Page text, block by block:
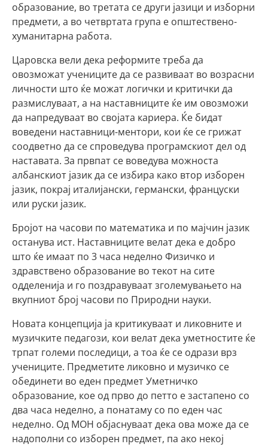
образование, во третата се други јазици и изборни
предмети, а во четвртата група е општествено-
хуманитарна работа.
Царовска вели дека реформите треба да
овозможат учениците да се развиваат во возрасни
личности што ќе можат логички и критички да
размислуваат, а на наставниците ќе им овозможи
да напредуваат во својата кариера. Ќе бидат
воведени наставници-ментори, кои ќе се грижат
соодветно да се спроведува програмскиот дел од
наставата. За првпат се воведува можноста
албанскиот јазик да се избира како втор изборен
јазик, покрај италијански, германски, француски
или руски јазик.
Бројот на часови по математика и по мајчин јазик
останува ист. Наставниците велат дека е добро
што ќе имаат по 3 часа неделно Физичко и
здравствено образование во текот на сите
одделенија и го поздравуваат зголемувањето на
вкупниот број часови по Природни науки.
Новата концепција ја критикуваат и ликовните и
музичките педагози, кои велат дека уметностите ќе
трпат големи последици, а тоа ќе се одрази врз
учениците. Предметите ликовно и музичко се
обединети во еден предмет Уметничко
образование, кое од прво до петто е застапено со
два часа неделно, а понатаму со по еден час
неделно. Од МОН објаснуваат дека ова може да се
надополни со изборен предмет, па ако некој